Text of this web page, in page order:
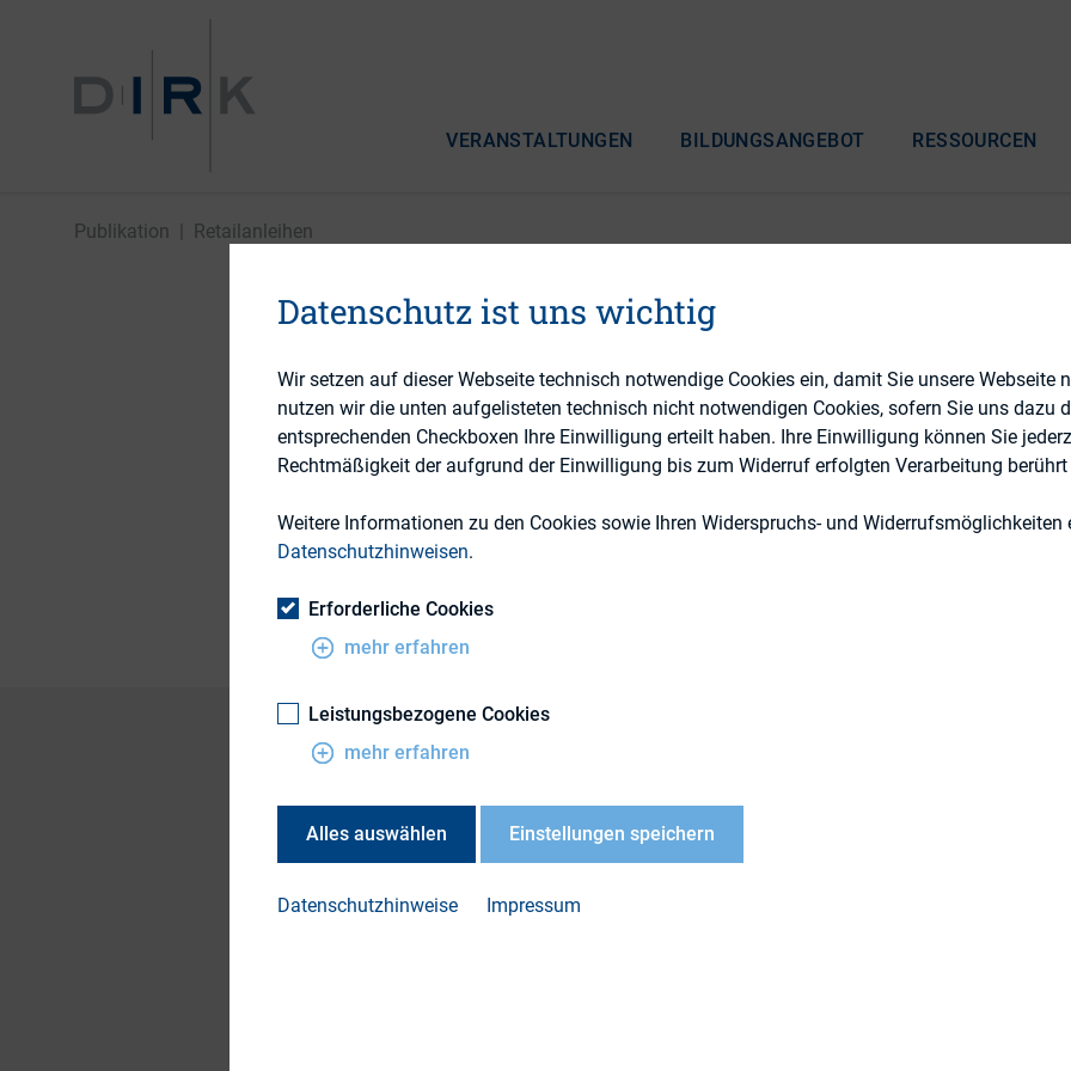
VERANSTALTUNGEN BILDUNGSANGEBOT RESSOURCEN
Publikation Retailanleihen
Retailanleihen
9. Dezember 2014
Themengebiet
Diese Präsentation wurde im Rahmen des DIRK-Fixed Income
Die Präsentation finden Siehier.
Datenschutz ist uns wichtig
Wir setzen auf dieser Webseite technisch notwendige Cookies ein, damit Sie unsere Webseite
nutzen wir die unten aufgelisteten technisch nicht notwendigen Cookies, sofern Sie uns dazu
entsprechenden Checkboxen Ihre Einwilligung erteilt haben. Ihre Einwilligung können Sie
Rechtmäßigkeit der aufgrund der Einwilligung bis zum Widerruf erfolgten Verarbeitung berührt
Weitere Informationen zu den Cookies sowie Ihren Widerspruchs- und Widerrufsmöglichkeiten
Datenschutzhinweisen.
Erforderliche Cookies
mehr erfahren
Leistungsbezogene Cookies
mehr erfahren
Alles auswählen Einstellungen speichern
Datenschutzhinweise Impressum